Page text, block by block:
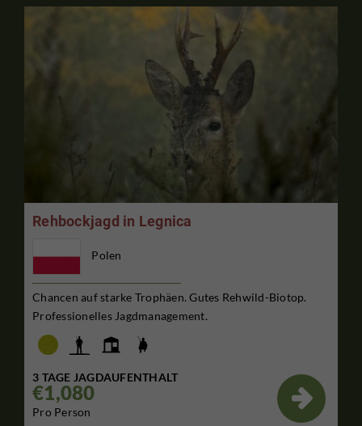
Rehbockjagd in Legnica
Polen
Chancen auf starke Trophäen. Gutes Rehwild-Biotop.
Professionelles Jagdmanagement.
3 TAGE JAGDAUFENTHALT
€1,080
Pro Person
